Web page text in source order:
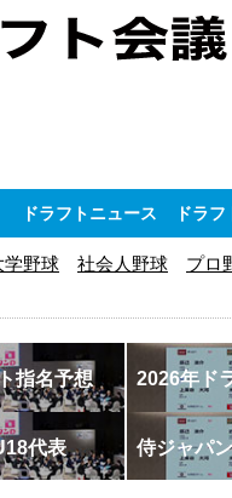
ドラフトニュース ドラ
学野球 社会人野球 プロ
指名予想 2026年ド
代表 侍ジャパ